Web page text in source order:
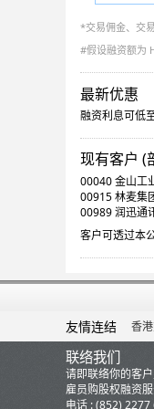
*交易佣金、交
#假设融资额为
最新优惠
融资利息可低
现有客户 (
00040 金山工
00915 林麦集
00989 润迅通
客户可透过本
友情连结 香
联络我们
请即联络你的客户
雇员购股权融资
电话 : (852) 2277